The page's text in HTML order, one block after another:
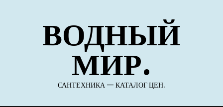
содержимомуВОДНЫЙ
МИР.
САНТЕХНИКА — КАТАЛОГ ЦЕН.